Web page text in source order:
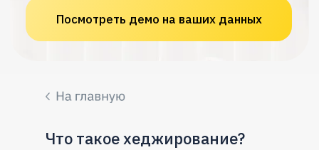
Что такое хеджирование?